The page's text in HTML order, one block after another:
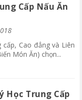
Cấp Nấu Ăn
Cao đẳng và Liên
Món Ăn) chọn...
Học Trung Cấp